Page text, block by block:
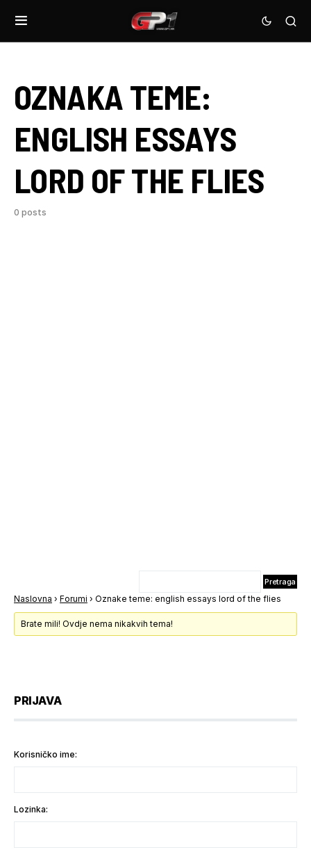
OZNAKA TEME:
ENGLISH ESSAYS
LORD OF THE FLIES
0 posts
Naslovna › Forumi › Oznake teme: english essays lord of the flies
Brate mili! Ovdje nema nikakvih tema!
PRIJAVA
Korisničko ime:
Lozinka: